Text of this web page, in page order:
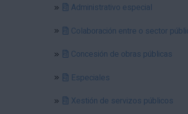
Administrativo especial
Colaboración entre o sector
Concesión de obras públicas
Especiales
Xestión de servizos públicos